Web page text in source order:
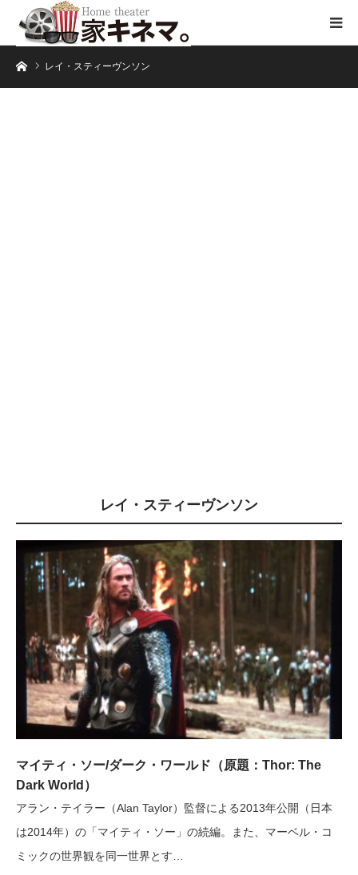
ホームレイ・スティーヴンソン
レイ・スティーヴンソン
マイティ・ソー/ダーク・ワールド（原題：Thor: The
Dark World）
アラン・テイラー（Alan Taylor）監督による2013年公開（日本
は2014年）の「マイティ・ソー」の続編。また、マーベル・コ
ミックの世界観を同一世界とす…